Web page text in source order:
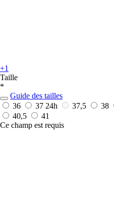
+1
Taille
*
Guide des tailles
36
37 24h 37,5 38
40,5
41
Ce champ est requis